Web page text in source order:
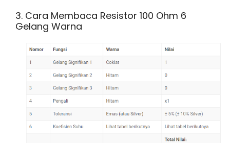
3. Cara Membaca Resistor 100 Ohm 6
Gelang Warna